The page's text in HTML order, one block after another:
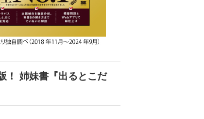
！ 姉妹書『出るとこだ